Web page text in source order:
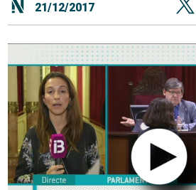
21/12/2017